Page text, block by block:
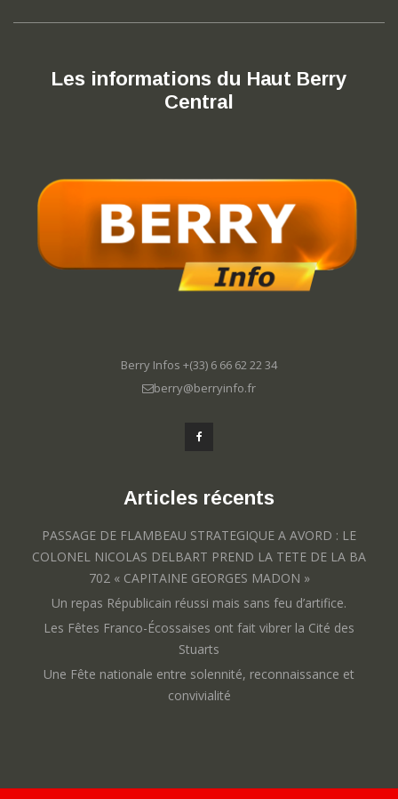
Les informations du Haut Berry
Central
Berry Infos +(33) 6 66 62 22 34
berry@berryinfo.fr
Articles récents
PASSAGE DE FLAMBEAU STRATEGIQUE A AVORD : LE
COLONEL NICOLAS DELBART PREND LA TETE DE LA BA
702 « CAPITAINE GEORGES MADON »
Un repas Républicain réussi mais sans feu d’artifice.
Les Fêtes Franco-Écossaises ont fait vibrer la Cité des
Stuarts
Une Fête nationale entre solennité, reconnaissance et
convivialité